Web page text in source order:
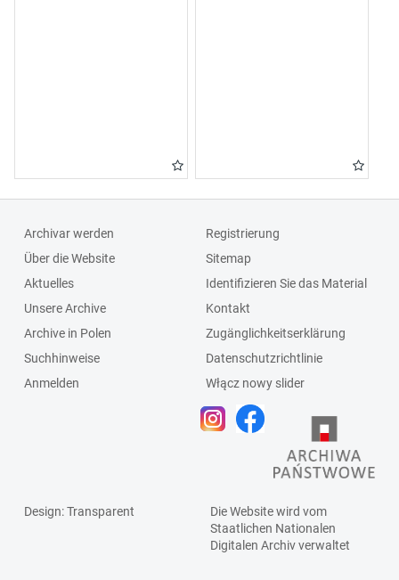
Archivar werden
Über die Website
Aktuelles
Unsere Archive
Archive in Polen
Suchhinweise
Anmelden
Registrierung
Sitemap
Identifizieren Sie das Material
Kontakt
Zugänglichkeitserklärung
Datenschutzrichtlinie
Włącz nowy slider
Design: Transparent
Die Website wird vom
Staatlichen Nationalen
Digitalen Archivverwaltet